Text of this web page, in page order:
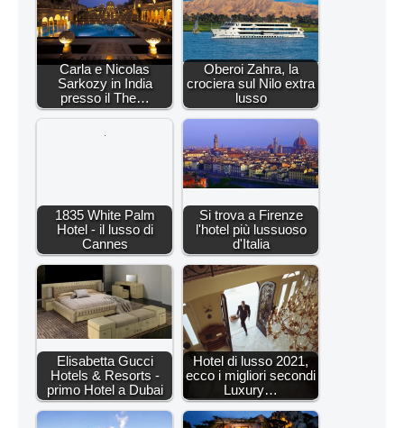
Carla e Nicolas
Sarkozy in India
presso il The…
Oberoi Zahra, la
crociera sul Nilo extra
lusso
1835 White Palm
Hotel - il lusso di
Cannes
Si trova a Firenze
l'hotel più lussuoso
d'Italia
Elisabetta Gucci
Hotels & Resorts -
primo Hotel a Dubai
Hotel di lusso 2021,
ecco i migliori secondi
Luxury…